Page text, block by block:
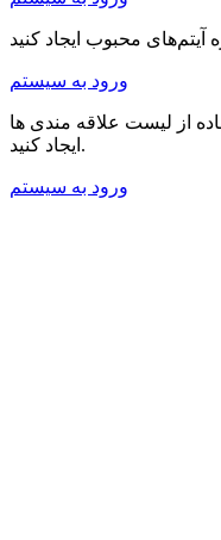
ورود به سیستم
از لیست علاقه مندی ها
ایجاد کنید.
ورود به سیستم